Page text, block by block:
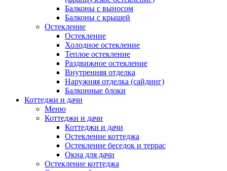
Балконы с выносом
Балконы с крышей
Остекление
Остекление
Холодное остекление
Теплое остекление
Раздвижное остекление
Внутренняя отделка
Наружняя отделка (сайдинг)
Балконные блоки
Коттеджи и дачи
Меню
Коттеджи и дачи
Коттеджи и дачи
Остекление коттеджа
Остекление беседок и террас
Окна для дачи
Остекление коттеджа